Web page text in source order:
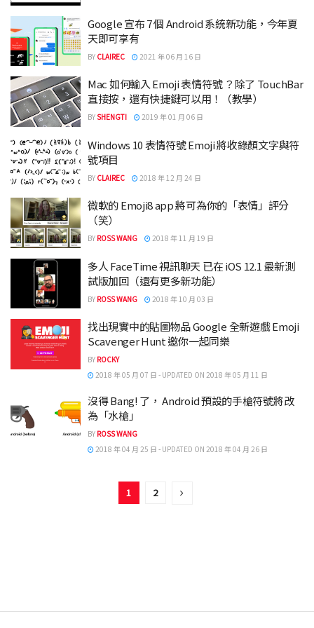
Google 宣布 7 個 Android 系統新功能，今年夏
天即可享有
BY CLAIREC 2021 年 06 月 16 日
Mac 如何輸入 Emoji 表情符號 ？除了 TouchBar
直接按，還有快捷鍵可以用！（教學）
BYSHENGTI 2019 年 01 月 06 日
Windows 10 表情符號 Emoji 將收錄顏文字與符
號項目
BY CLAIREC 2018 年 12 月 24 日
微軟的 Emoji8 app 將可為你的「表情」評分
（笑）
BY ROSS WANG 2018 年 11 月 19 日
多人 FaceTime 視訊聊天 已在 iOS 12.1 最新測
試版加回（還有更多新功能）
BY ROSS WANG 2018 年 10 月 03 日
找出現實中的貼圖物品 Google 全新遊戲 Emoji
Scavenger Hunt 邀你一起同樂
BY ROCKY
2018 年 05 月 07 日 - UPDATED ON 2018 年 05 月 11 日
沒得 Bang! 了， Android 預設的手槍符號將改
為「水槍」
BY ROSS WANG
2018 年 04 月 25 日 - UPDATED ON 2018 年 04 月 26 日
1 2